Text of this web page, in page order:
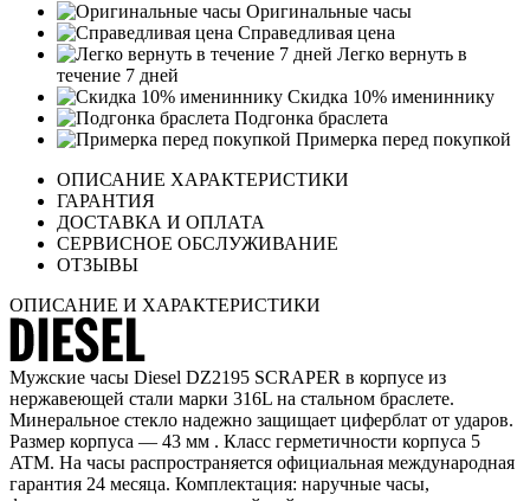
Оригинальные часы
Справедливая цена
Легко вернуть в
течение 7 дней
Скидка 10% имениннику
Подгонка браслета
Примерка перед покупкой
ОПИСАНИЕ ХАРАКТЕРИСТИКИ
ГАРАНТИЯ
ДОСТАВКА И ОПЛАТА
СЕРВИСНОЕ ОБСЛУЖИВАНИЕ
ОТЗЫВЫ
ОПИСАНИЕ И ХАРАКТЕРИСТИКИ
Мужские часы Diesel DZ2195 SCRAPER в корпусе из
нержавеющей стали марки 316L на стальном браслете.
Минеральное стекло надежно защищает циферблат от ударов.
Размер корпуса — 43 мм . Класс герметичности корпуса 5
ATM. На часы распространяется официальная международная
гарантия 24 месяца. Комплектация: наручные часы,